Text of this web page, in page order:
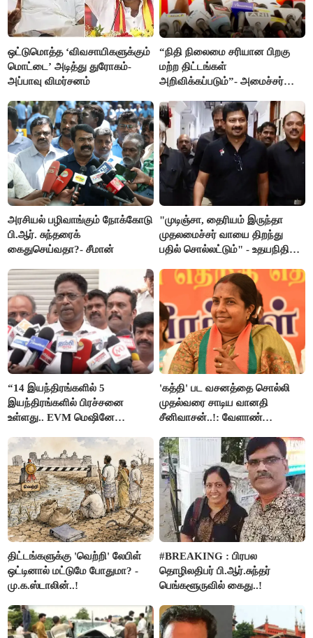
ஒட்டுமொத்த ‘விவசாயிகளுக்கும்
மொட்டை’ அடித்து துரோகம்-
அப்பாவு விமர்சனம்
“நிதி நிலைமை சரியான பிறகு
மற்ற திட்டங்கள்
அறிவிக்கப்படும்”- அமைச்சர்
அரசியல் பழிவாங்கும் நோக்கோடு
பி.ஆர். சுந்தரைக்
கைதுசெய்வதா?- சீமான்
"முடிஞ்சா, தைரியம் இருந்தா
முதலமைச்சர் வாயை திறந்து
பதில் சொல்லட்டும்" - உதயநிதி
“14 இயந்திரங்களில் 5
இயந்திரங்களில் பிரச்சனை
உள்ளது.. EVM மெஷினே
இளங்கோ
'கத்தி' பட வசனத்தை சொல்லி
முதல்வரை சாடிய வானதி
சீனிவாசன்..!: வேளாண்
எதிர்ப்பு!
திட்டங்களுக்கு 'வெற்றி' லேபிள்
ஒட்டினால் மட்டுமே போதுமா? -
மு.க.ஸ்டாலின்..!
#BREAKING : பிரபல
தொழிலதிபர் பி.ஆர்.சுந்தர்
பெங்களூருவில் கைது..!